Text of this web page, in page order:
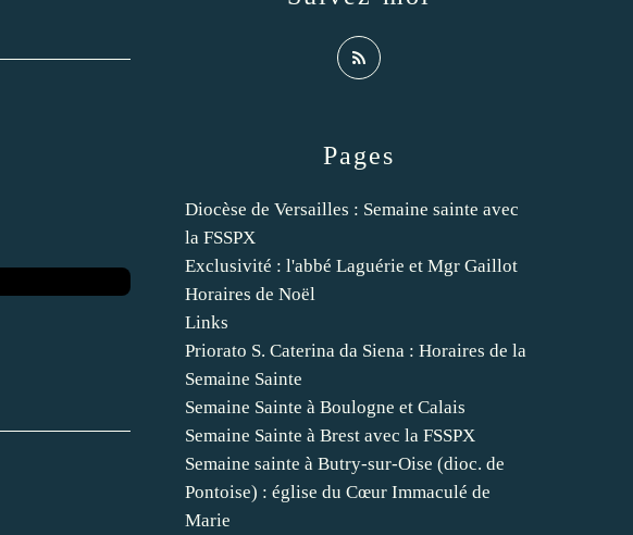
Pages
Diocèse de Versailles : Semaine sainte avec
la FSSPX
Exclusivité : l'abbé Laguérie et Mgr Gaillot
Horaires de Noël
Links
Priorato S. Caterina da Siena : Horaires de la
Semaine Sainte
Semaine Sainte à Boulogne et Calais
Semaine Sainte à Brest avec la FSSPX
Semaine sainte à Butry-sur-Oise (dioc. de
Pontoise) : église du Cœur Immaculé de
Marie